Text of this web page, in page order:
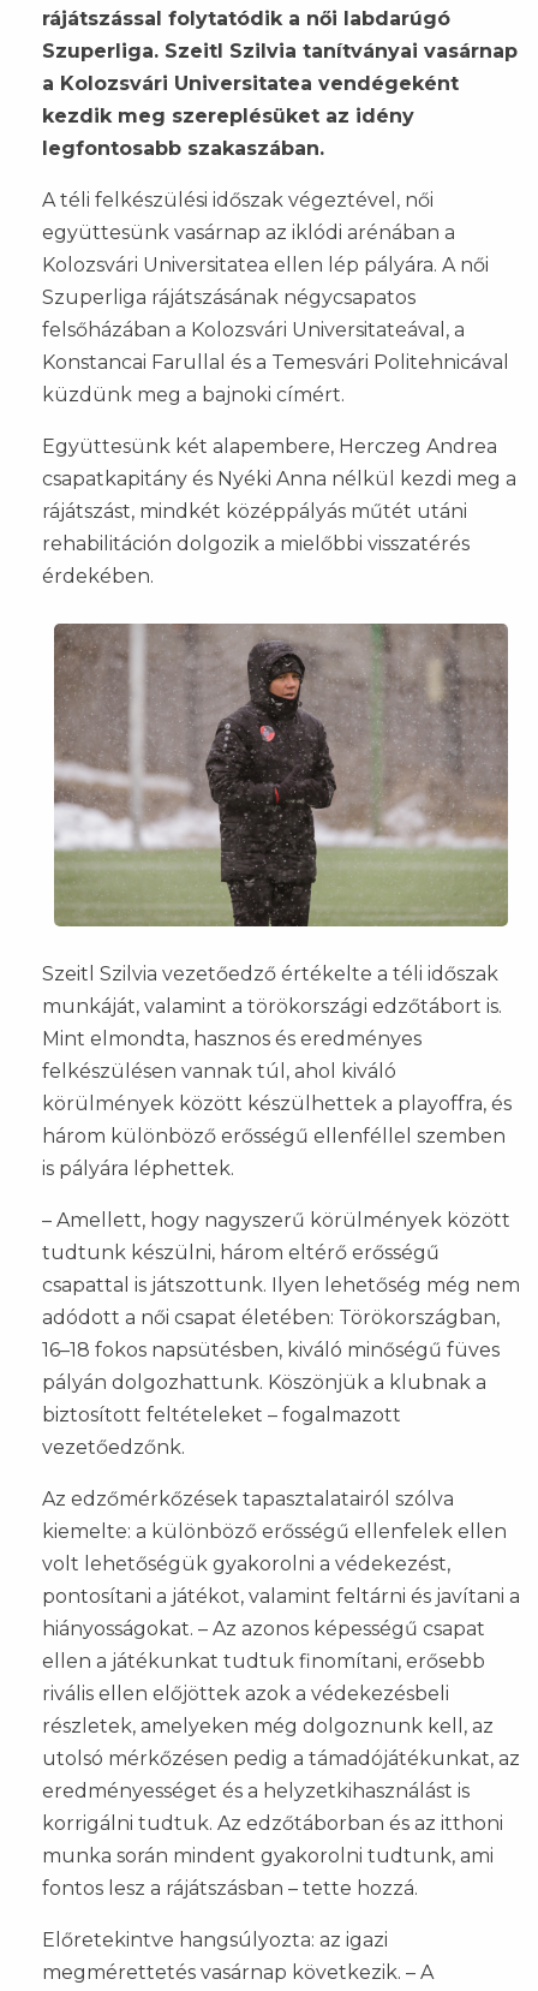
rájátszással folytatódik a női labdarúgó
Szuperliga. Szeitl Szilvia tanítványai vasárnap
a Kolozsvári Universitatea vendégeként
kezdik meg szereplésüket az idény
legfontosabb szakaszában.
A téli felkészülési időszak végeztével, női
együttesünk vasárnap az iklódi arénában a
Kolozsvári Universitatea ellen lép pályára. A női
Szuperliga rájátszásának négycsapatos
felsőházában a Kolozsvári Universitateával, a
Konstancai Farullal és a Temesvári Politehnicával
küzdünk meg a bajnoki címért.
Együttesünk két alapembere, Herczeg Andrea
csapatkapitány és Nyéki Anna nélkül kezdi meg a
rájátszást, mindkét középpályás műtét utáni
rehabilitáción dolgozik a mielőbbi visszatérés
érdekében.
Szeitl Szilvia vezetőedző értékelte a téli időszak
munkáját, valamint a törökországi edzőtábort is.
Mint elmondta, hasznos és eredményes
felkészülésen vannak túl, ahol kiváló
körülmények között készülhettek a playoffra, és
három különböző erősségű ellenféllel szemben
is pályára léphettek.
– Amellett, hogy nagyszerű körülmények között
tudtunk készülni, három eltérő erősségű
csapattal is játszottunk. Ilyen lehetőség még nem
adódott a női csapat életében: Törökországban,
16–18 fokos napsütésben, kiváló minőségű füves
pályán dolgozhattunk. Köszönjük a klubnak a
biztosított feltételeket – fogalmazott
vezetőedzőnk.
Az edzőmérkőzések tapasztalatairól szólva
kiemelte: a különböző erősségű ellenfelek ellen
volt lehetőségük gyakorolni a védekezést,
pontosítani a játékot, valamint feltárni és javítani a
hiányosságokat. – Az azonos képességű csapat
ellen a játékunkat tudtuk finomítani, erősebb
rivális ellen előjöttek azok a védekezésbeli
részletek, amelyeken még dolgoznunk kell, az
utolsó mérkőzésen pedig a támadójátékunkat, az
eredményességet és a helyzetkihasználást is
korrigálni tudtuk. Az edzőtáborban és az itthoni
munka során mindent gyakorolni tudtunk, ami
fontos lesz a rájátszásban – tette hozzá.
Előretekintve hangsúlyozta: az igazi
megmérettetés vasárnap következik. – A